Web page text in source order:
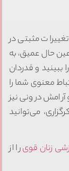
مثبتی در
حال عمیق، به
و قدردان
معنوی شما را
درونی نیز
می‌توانید
زنان قویرا از